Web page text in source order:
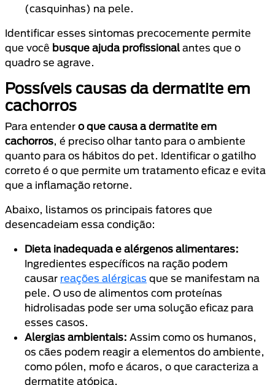
(casquinhas) na pele.
Identificar esses sintomas precocemente permite
que você busque ajuda profissional antes que o
quadro se agrave.
Possíveis causas da dermatite em
cachorros
Para entender o que causa a dermatite em
cachorros, é preciso olhar tanto para o ambiente
quanto para os hábitos do pet. Identificar o gatilho
correto é o que permite um tratamento eficaz e evita
que a inflamação retorne.
Abaixo, listamos os principais fatores que
desencadeiam essa condição:
Dieta inadequada e alérgenos alimentares:
Ingredientes específicos na ração podem
causar reações alérgicas que se manifestam na
pele. O uso de alimentos com proteínas
hidrolisadas pode ser uma solução eficaz para
esses casos.
Alergias ambientais: Assim como os humanos,
os cães podem reagir a elementos do ambiente,
como pólen, mofo e ácaros, o que caracteriza a
dermatite atópica.